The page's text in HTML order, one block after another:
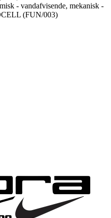
- vandafvisende, mekanisk -
(FUN/003)